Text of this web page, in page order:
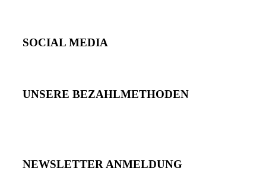
SOCIAL MEDIA
UNSERE BEZAHLMETHODEN
NEWSLETTER ANMELDUNG